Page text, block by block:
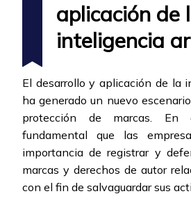
aplicación de
inteligencia
El desarrollo y aplicación de la
ha generado un nuevo
protección de marcas. En
fundamental que las
importancia de registrar y
marcas y derechos de autor
con el fin de salvaguardar sus